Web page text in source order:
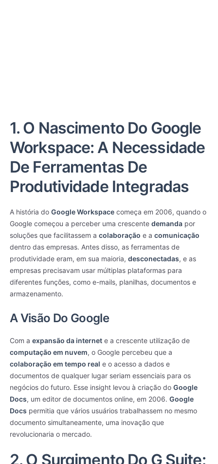
1. O Nascimento Do Google
Workspace: A Necessidade
De Ferramentas De
Produtividade Integradas
A história do Google Workspace começa em 2006, quando o
Google começou a perceber uma crescente demanda por
soluções que facilitassem a colaboração e a comunicação
dentro das empresas. Antes disso, as ferramentas de
produtividade eram, em sua maioria, desconectadas, e as
empresas precisavam usar múltiplas plataformas para
diferentes funções, como e-mails, planilhas, documentos e
armazenamento.
A Visão Do Google
Com a expansão da internet e a crescente utilização de
computação em nuvem, o Google percebeu que a
colaboração em tempo real e o acesso a dados e
documentos de qualquer lugar seriam essenciais para os
negócios do futuro. Esse insight levou à criação do Google
Docs, um editor de documentos online, em 2006. Google
Docs permitia que vários usuários trabalhassem no mesmo
documento simultaneamente, uma inovação que
revolucionaria o mercado.
2. O Surgimento Do G Suite: